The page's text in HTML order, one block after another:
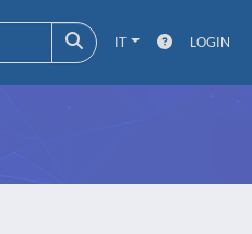
IT LOGIN